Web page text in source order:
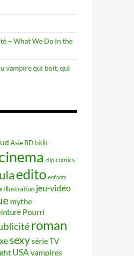
– What We Do in the
vampire qui boit, qui
Asie BD bitlit
clip comics
edito enfants
illustration jeu-video
mythe
Pourri
roman
sexysérie TV
USA vampires